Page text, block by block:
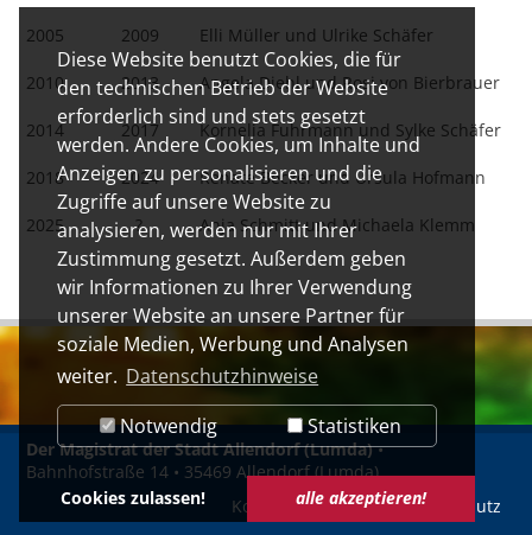
Diese Website benutzt Cookies, die für
den technischen Betrieb der Website
erforderlich sind und stets gesetzt
werden. Andere Cookies, um Inhalte und
Anzeigen zu personalisieren und die
Zugriffe auf unsere Website zu
analysieren, werden nur mit Ihrer
Zustimmung gesetzt. Außerdem geben
wir Informationen zu Ihrer Verwendung
unserer Website an unsere Partner für
soziale Medien, Werbung und Analysen
weiter. Datenschutzhinweise
Notwendig
Statistiken
Cookies zulassen! alle akzeptieren!
2005 2009 Elli Müller und Ulrike Schäfer
2010 2013 Angela Diehl und Rosi von Bierbrauer
2014 2017 Kornelia Fuhrmann und Sylke Schäfer
2018 2024 Renate Becker und Ursula Hofmann
2025 ? Anja Schmitt und Michaela Klemm
Der Magistrat der Stadt Allendorf (Lumda)•
Bahnhofstraße 14 • 35469 Allendorf (Lumda)
Kontakt
Impressum Datenschutz